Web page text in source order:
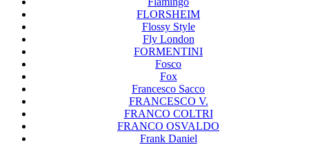
FLORSHEIM
Flossy Style
Fly London
FORMENTINI
Fosco
Fox
Francesco Sacco
FRANCESCO V.
FRANCO COLTRI
FRANCO OSVALDO
Frank Daniel